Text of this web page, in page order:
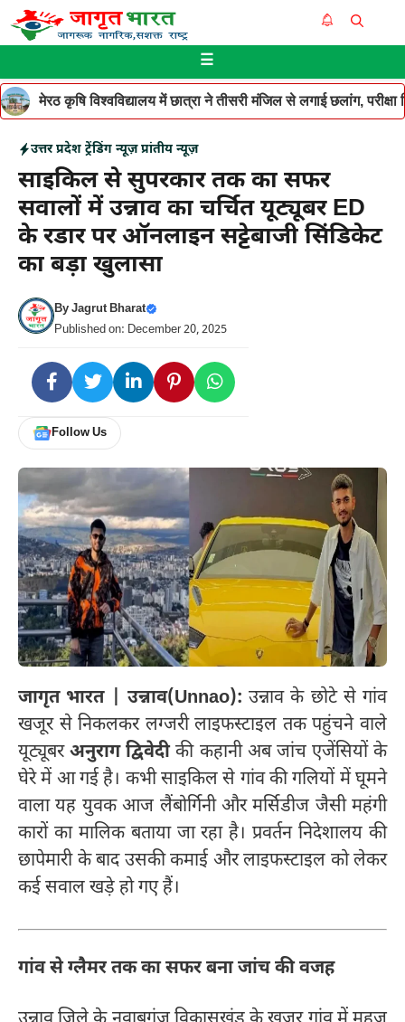
Skip
to
☰
मेरठ कृषि विश्वविद्यालय में छात्रा ने तीसरी मंजिल से लगाई छलांग,
उत्तर प्रदेश ट्रेंडिंग न्यूज़ प्रांतीय न्यूज़
साइकिल से सुपरकार तक का सफर
सवालों में उन्नाव का चर्चित यूट्यूबर ED
के रडार पर ऑनलाइन सट्टेबाजी सिंडिकेट
का बड़ा खुलासा
ByJagrut Bharat
Published on: December 20, 2025
Follow Us
जागृत भारत | उन्नाव(Unnao): उन्नाव के छोटे से गांव
खजूर से निकलकर लग्जरी लाइफस्टाइल तक पहुंचने वाले
यूट्यूबरअनुराग द्विवेदीकी कहानी अब जांच एजेंसियों के
घेरे में आ गई है। कभी साइकिल से गांव की गलियों में घूमने
वाला यह युवक आज लैंबोर्गिनी और मर्सिडीज जैसी महंगी
कारों का मालिक बताया जा रहा है। प्रवर्तन निदेशालय की
छापेमारी के बाद उसकी कमाई और लाइफस्टाइल को लेकर
कई सवाल खड़े हो गए हैं।
गांव से ग्लैमर तक का सफर बना जांच की वजह